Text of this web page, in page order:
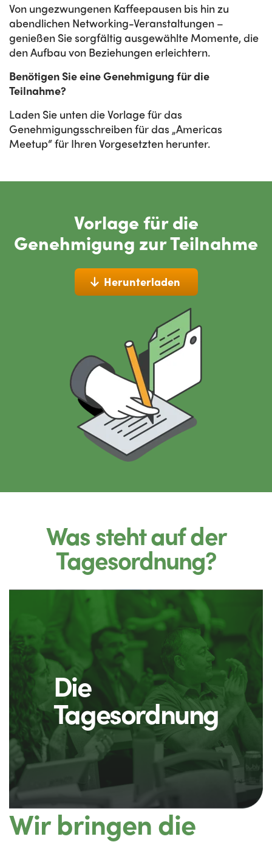
Von ungezwungenen Kaffeepausen bis hin zu
abendlichen Networking-Veranstaltungen –
genießen Sie sorgfältig ausgewählte Momente, die
den Aufbau von Beziehungen erleichtern.
Benötigen Sie eine Genehmigung für die
Teilnahme?
Laden Sie unten die Vorlage für das
Genehmigungsschreiben für das „Americas
Meetup“ für Ihren Vorgesetzten herunter.
Vorlage für die
Genehmigung zur Teilnahme
Herunterladen
Was steht auf der
Tagesordnung?
Wir bringen die
Die
Tagesordnung